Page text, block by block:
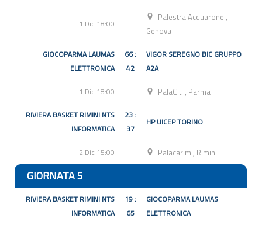
1 Dic 18:00
Palestra Acquarone,
Genova
GIOCOPARMA LAUMAS
ELETTRONICA
66 :
42
VIGOR SEREGNO BIC GRUPPO
A2A
1 Dic 18:00 PalaCiti, Parma
RIVIERA BASKET RIMINI NTS
INFORMATICA
23 :
37
HP UICEP TORINO
2 Dic 15:00 Palacarim, Rimini
GIORNATA 5
RIVIERA BASKET RIMINI NTS
INFORMATICA
19 :
65
GIOCOPARMA LAUMAS
ELETTRONICA